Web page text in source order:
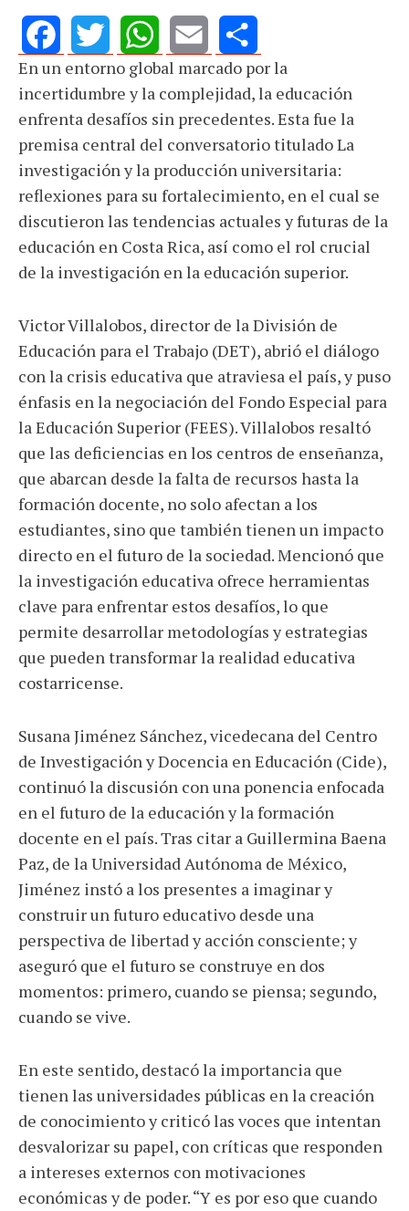
FacebookTwitterWhatsApp
Email Share
En un entorno global marcado por la
incertidumbre y la complejidad, la educación
enfrenta desafíos sin precedentes. Esta fue la
premisa central del conversatorio titulado La
investigación y la producción universitaria:
reflexiones para su fortalecimiento, en el cual se
discutieron las tendencias actuales y futuras de la
educación en Costa Rica, así como el rol crucial
de la investigación en la educación superior.
Victor Villalobos, director de la División de
Educación para el Trabajo (DET), abrió el diálogo
con la crisis educativa que atraviesa el país, y puso
énfasis en la negociación del Fondo Especial para
la Educación Superior (FEES). Villalobos resaltó
que las deficiencias en los centros de enseñanza,
que abarcan desde la falta de recursos hasta la
formación docente, no solo afectan a los
estudiantes, sino que también tienen un impacto
directo en el futuro de la sociedad. Mencionó que
la investigación educativa ofrece herramientas
clave para enfrentar estos desafíos, lo que
permite desarrollar metodologías y estrategias
que pueden transformar la realidad educativa
costarricense.
Susana Jiménez Sánchez, vicedecana del Centro
de Investigación y Docencia en Educación (Cide),
continuó la discusión con una ponencia enfocada
en el futuro de la educación y la formación
docente en el país. Tras citar a Guillermina Baena
Paz, de la Universidad Autónoma de México,
Jiménez instó a los presentes a imaginar y
construir un futuro educativo desde una
perspectiva de libertad y acción consciente; y
aseguró que el futuro se construye en dos
momentos: primero, cuando se piensa; segundo,
cuando se vive.
En este sentido, destacó la importancia que
tienen las universidades públicas en la creación
de conocimiento y criticó las voces que intentan
desvalorizar su papel, con críticas que responden
a intereses externos con motivaciones
económicas y de poder. “Y es por eso que cuando